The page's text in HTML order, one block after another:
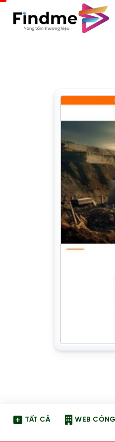
TẤT CẢ WEB